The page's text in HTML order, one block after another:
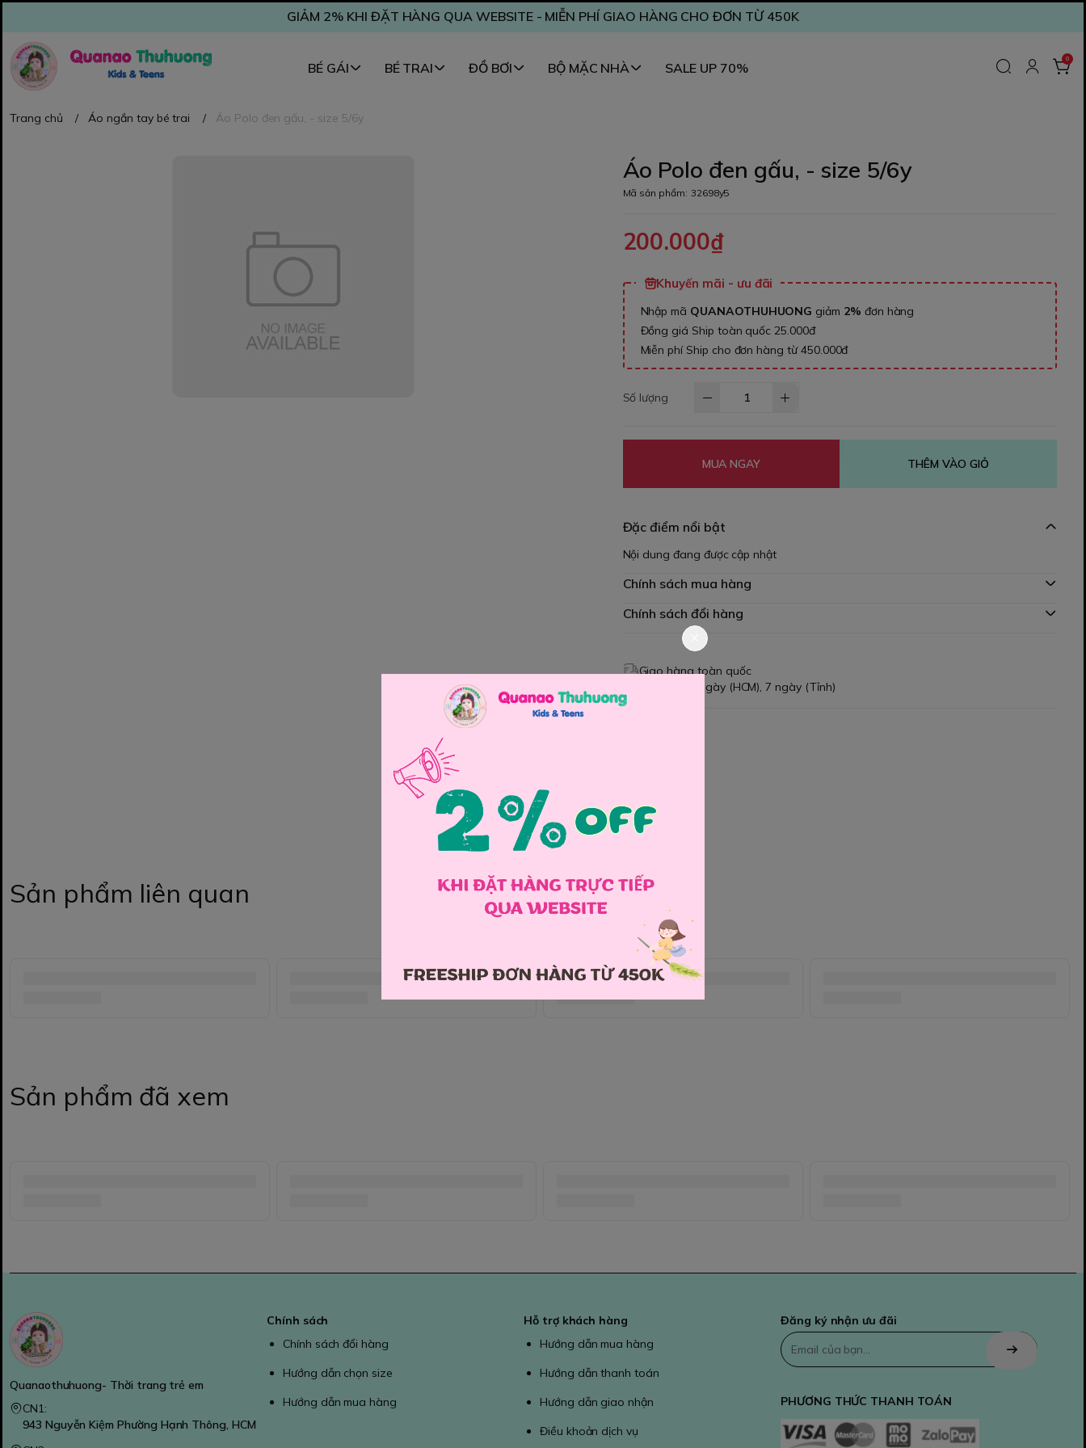
GIẢM 2% KHI ĐẶT HÀNG QUA WEBSITE - MIỄN PHÍ GIAO HÀNG CHO ĐƠN TỪ 450K
BÉ GÁI BÉ TRAI ĐỒ BƠI BỘ MẶC NHÀ SALE UP 70%
0
Trang chủ / Áo ngắn tay bé trai / Áo Polo đen gấu, - size 5/6y
Áo Polo đen gấu, - size 5/6y
Mã sản phẩm: 32698y5
200.000₫
Khuyến mãi - ưu đãi
Nhập mã QUANAOTHUHUONG giảm 2% đơn hàng
Đồng giá Ship toàn quốc 25.000đ
Miễn phí Ship cho đơn hàng từ 450.000đ
Số lượng
MUA NGAY THÊM VÀO GIỎ
Đặc điểm nổi bật
Nội dung đang được cập nhật
Chính sách mua hàng
Chính sách đổi hàng
Giao hàng toàn quốc
Đổi hàng 3 ngày (HCM), 7 ngày (Tỉnh)
Sản phẩm liên quan
Sản phẩm đã xem
Quanaothuhuong- Thời trang trẻ em
CN1:
943 Nguyễn Kiệm Phường Hạnh Thông, HCM
Chính sách
Chính sách đổi hàng
Hướng dẫn chọn size
Hướng dẫn mua hàng
Hỗ trợ khách hàng
Hướng dẫn mua hàng
Hướng dẫn thanh toán
Hướng dẫn giao nhận
Điều khoản dịch vụ
Đăng ký nhận ưu đãi
PHƯƠNG THỨC THANH TOÁN